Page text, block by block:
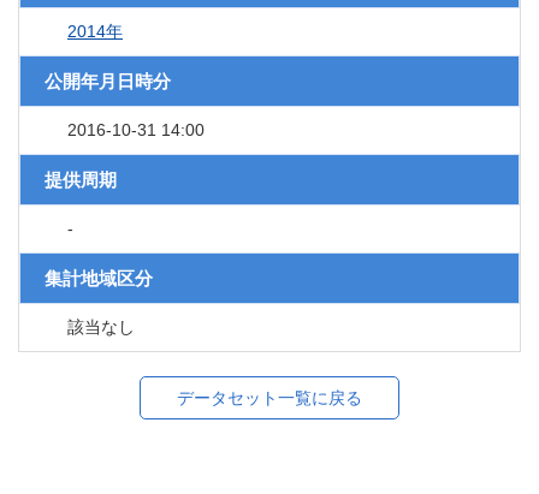
2014年
公開年月日時分
2016-10-31 14:00
提供周期
-
集計地域区分
該当なし
データセット一覧に戻る